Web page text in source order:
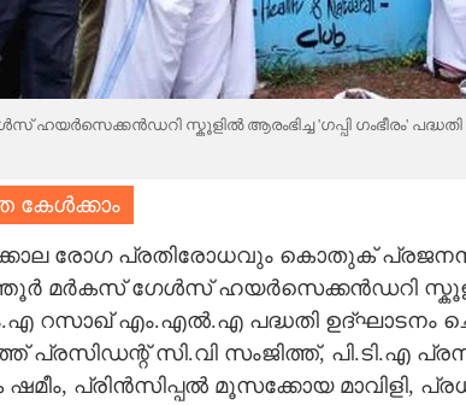
ഹയർസെക്കൻഡറി സ്കൂളിൽ ആരംഭിച്ച 'ഗപ്പി ഗംഭീരം'
രോഗ പ്രതിരോധവും കൊതുക്
മർകസ് ഗേൾസ് ഹയർസെക്കൻഡറി സ്കൂളിൽ
റസാഖ് എം.എൽ.എ പദ്ധതി ഉദ്ഘാടനം
പ്രസിഡന്റ് സി.വി സംജിത്ത്, പി.ടി.എ
പ്രിൻസിപ്പൽ മൂസക്കോയ മാവിളി,